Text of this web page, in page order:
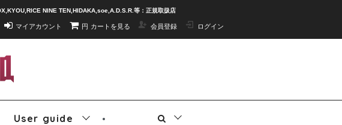
NINE TEN,HIDAKA,soe,A.D.S.R.等：正規取扱店
マイアカウント 円 カートを見る 会員登録 ログイン
User guide